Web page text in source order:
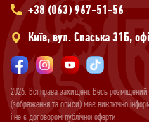
+38 (063) 967-51-56
Київ, вул. Спаська 31Б,
2026. Всі права захищені. Весь розміщений
(зображення та описи) має виключно
і не є договором публічної оферти